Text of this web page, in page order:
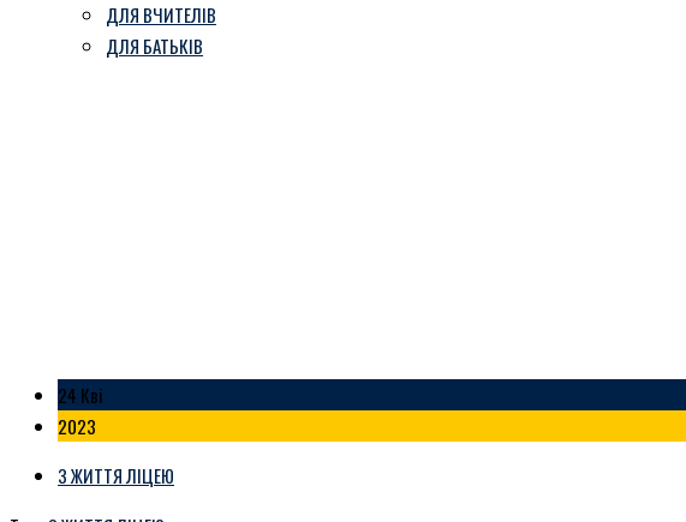
ДЛЯ ВЧИТЕЛІВ
ДЛЯ БАТЬКІВ
24 Кві
2023
З ЖИТТЯ ЛІЦЕЮ